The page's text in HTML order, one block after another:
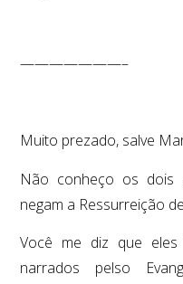
———————–
Muito prezado, salve
Não conheço os dois
negam a Ressurreição
Você me diz que
narrados pelso